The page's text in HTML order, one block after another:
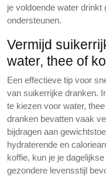
je voldoende water drinkt
ondersteunen.
Vermijd
water, thee of
Een effectieve tip voor
van suikerrijke dranken.
te kiezen voor water,
dranken bevatten vaak
bijdragen aan
hydraterende en
koffie, kun je je
gezondere levensstijl